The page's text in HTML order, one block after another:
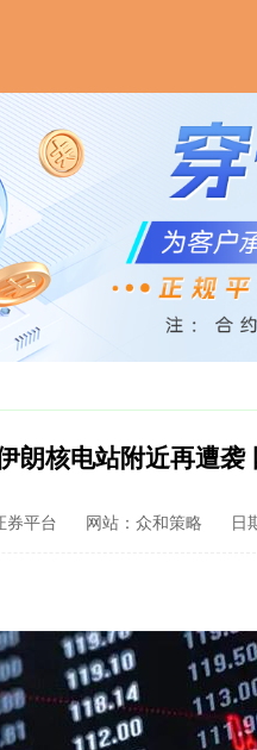
朗核电站附近再遭
券平台 网站：众和策略 日